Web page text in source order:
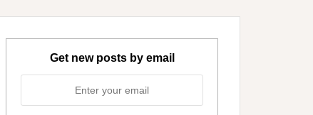
Get new posts by email